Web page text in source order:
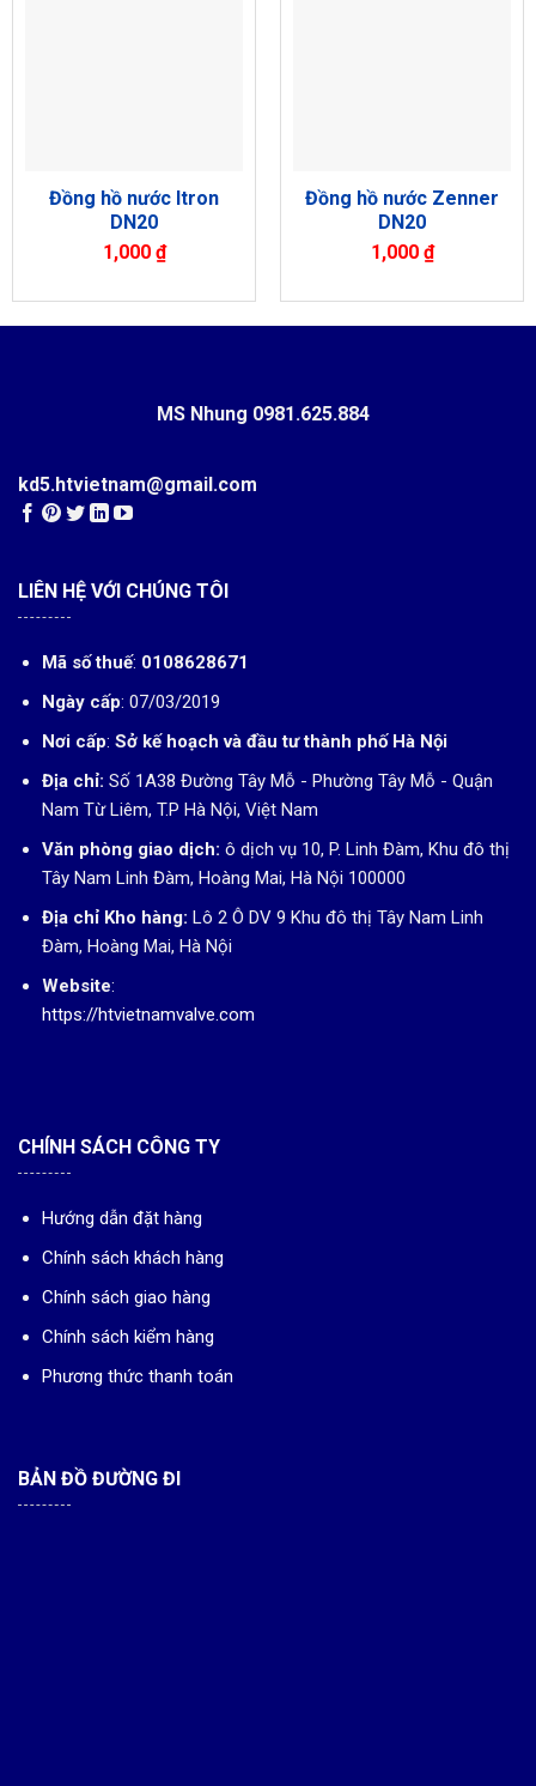
Đồng hồ nước Itron
DN20
1,000 ₫
Đồng hồ nước Zenner
DN20
1,000 ₫
MS Nhung 0981.625.884
kd5.htvietnam@gmail.com
LIÊN HỆ VỚI CHÚNG TÔI
Mã số thuế: 0108628671
Ngày cấp: 07/03/2019
Nơi cấp: Sở kế hoạch và đầu tư thành phố Hà Nội
Địa chỉ: Số 1A38 Đường Tây Mỗ - Phường Tây Mỗ - Quận
Nam Từ Liêm, T.P Hà Nội, Việt Nam
Văn phòng giao dịch: ô dịch vụ 10, P. Linh Đàm, Khu đô thị
Tây Nam Linh Đàm, Hoàng Mai, Hà Nội 100000
Địa chỉ Kho hàng: Lô 2 Ô DV 9 Khu đô thị Tây Nam Linh
Đàm, Hoàng Mai, Hà Nội
Website:
https://htvietnamvalve.com
CHÍNH SÁCH CÔNG TY
Hướng dẫn đặt hàng
Chính sách khách hàng
Chính sách giao hàng
Chính sách kiểm hàng
Phương thức thanh toán
BẢN ĐỒ ĐƯỜNG ĐI